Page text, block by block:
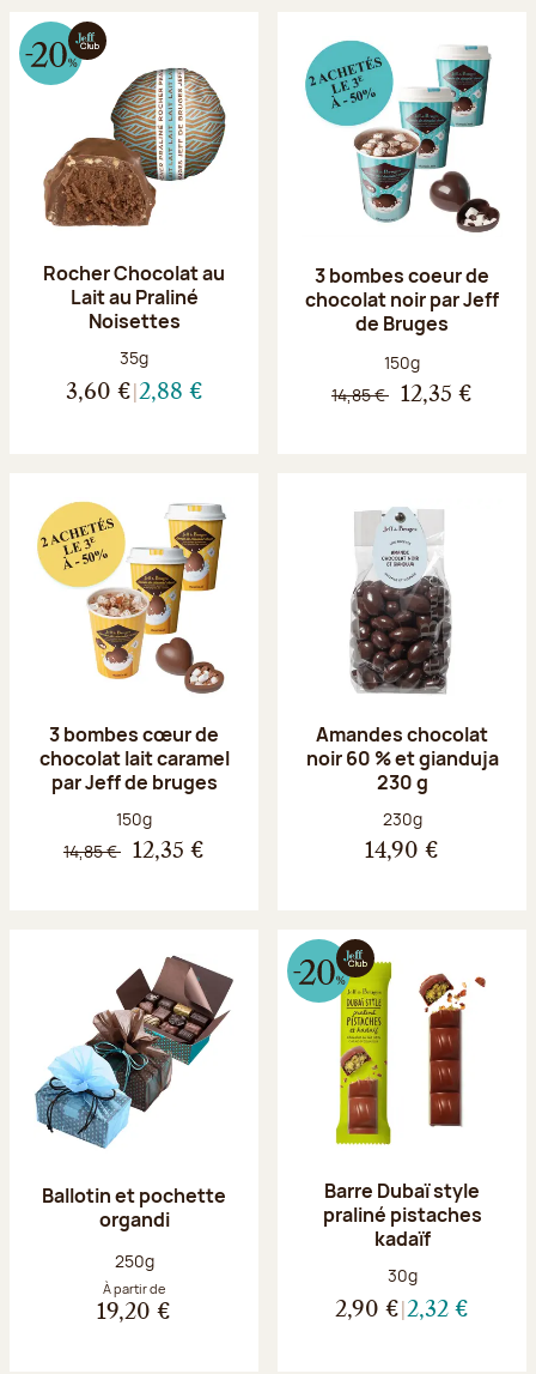
Rocher Chocolat au
Lait au Praliné
Noisettes
Poids net :
35g
3,60 € 2,88 €
3 bombes coeur de
chocolat noir par Jeff
de Bruges
Poids net :
150g
14,85 € 12,35 €
3 bombes cœur de
chocolat lait caramel
par Jeff de bruges
Poids net :
150g
14,85 € 12,35 €
Amandes chocolat
noir 60 % et gianduja
230 g
Poids net :
230g
14,90 €
Ballotin et pochette
organdi
Poids net :
250g
À partir de
19,20 €
Barre Dubaï style
praliné pistaches
kadaïf
Poids net :
30g
2,90 € 2,32 €